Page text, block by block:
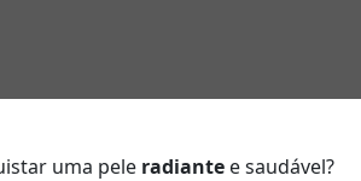
uma pele radiante e saudável?